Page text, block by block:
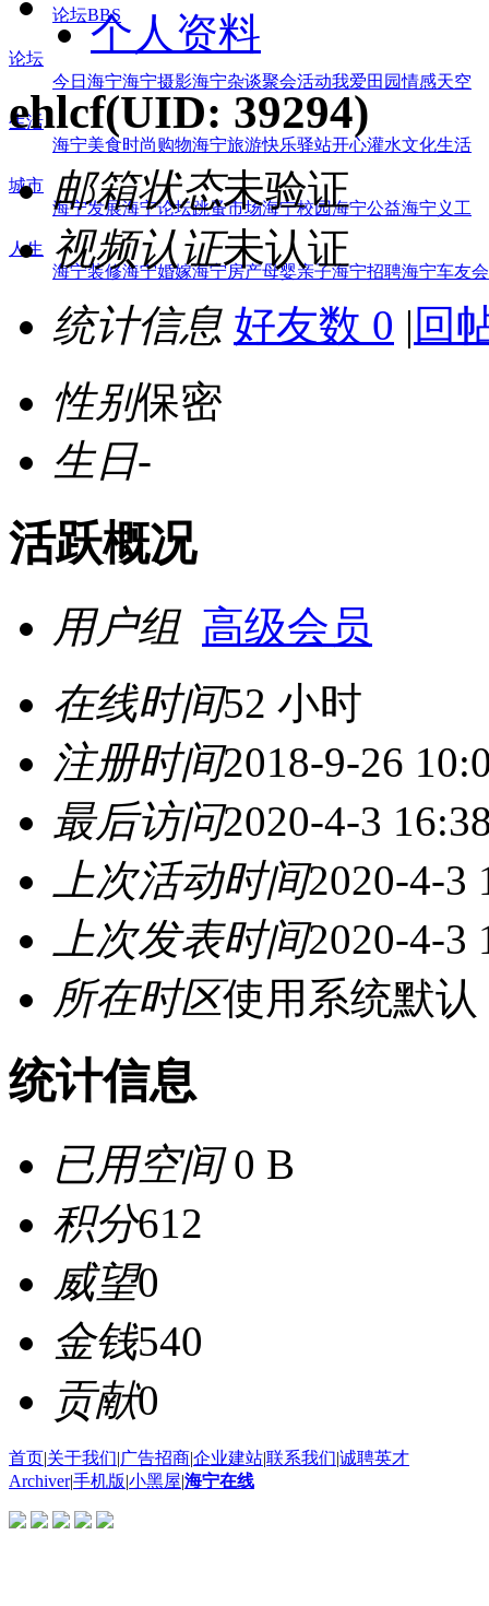
论坛BBS
论坛
今日海宁海宁摄影海宁杂谈聚会活动我爱田园情感天空
生活
海宁美食时尚购物海宁旅游快乐驿站开心灌水文化生活
城市
海宁发展海宁论坛跳蚤市场海宁校园海宁公益海宁义工
人生
海宁装修海宁婚嫁海宁房产母婴亲子海宁招聘海宁车友会
个人资料
ehlcf(UID: 39294)
邮箱状态未验证
视频认证未认证
统计信息 好友数 0 | 回
性别保密
生日-
活跃概况
用户组 高级会员
在线时间52 小时
注册时间2018-9-26
最后访问2020-4-3
上次活动时间2020-4-3
上次发表时间2020-4-3
所在时区使用系统默认
统计信息
已用空间0 B
积分612
威望0
金钱540
贡献0
首页|关于我们|广告招商|企业建站|联系我们|诚聘英才
Archiver|手机版|小黑屋|海宁在线